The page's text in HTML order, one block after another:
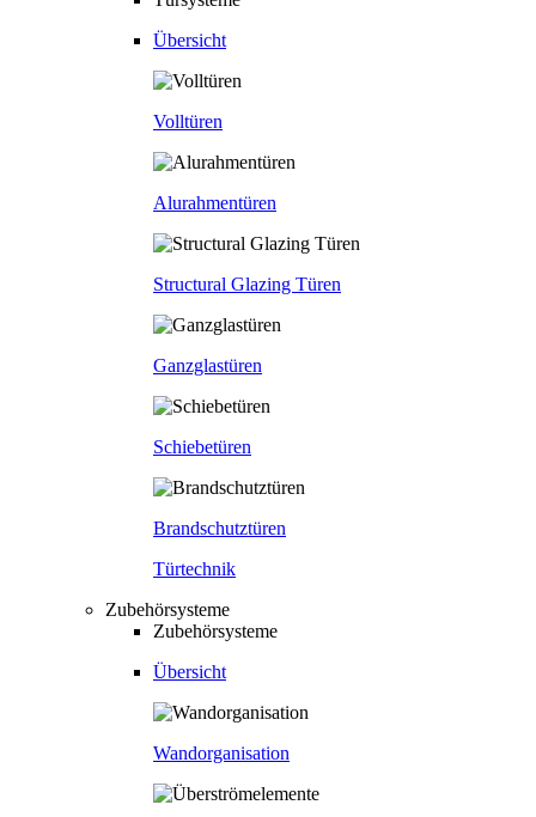
Übersicht
Volltüren
Alurahmentüren
Structural Glazing Türen
Ganzglastüren
Schiebetüren
Brandschutztüren
Türtechnik
Zubehörsysteme
Zubehörsysteme
Übersicht
Wandorganisation